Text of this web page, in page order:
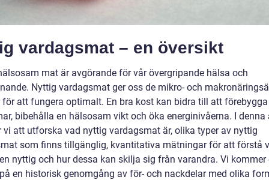
vardagsmat – en översikt
mat är avgörande för vår övergripande hälsa och
Nyttig vardagsmat ger oss de mikro- och
för att fungera optimalt. En bra kost kan bidra till att förebygga
bibehålla en hälsosam vikt och öka energinivåerna. I denna
vi att utforska vad nyttig vardagsmat är, olika typer av nyttig
som finns tillgänglig, kvantitativa mätningar för att förstå
nyttig och hur dessa kan skilja sig från varandra. Vi kommer
en historisk genomgång av för- och nackdelar med olika